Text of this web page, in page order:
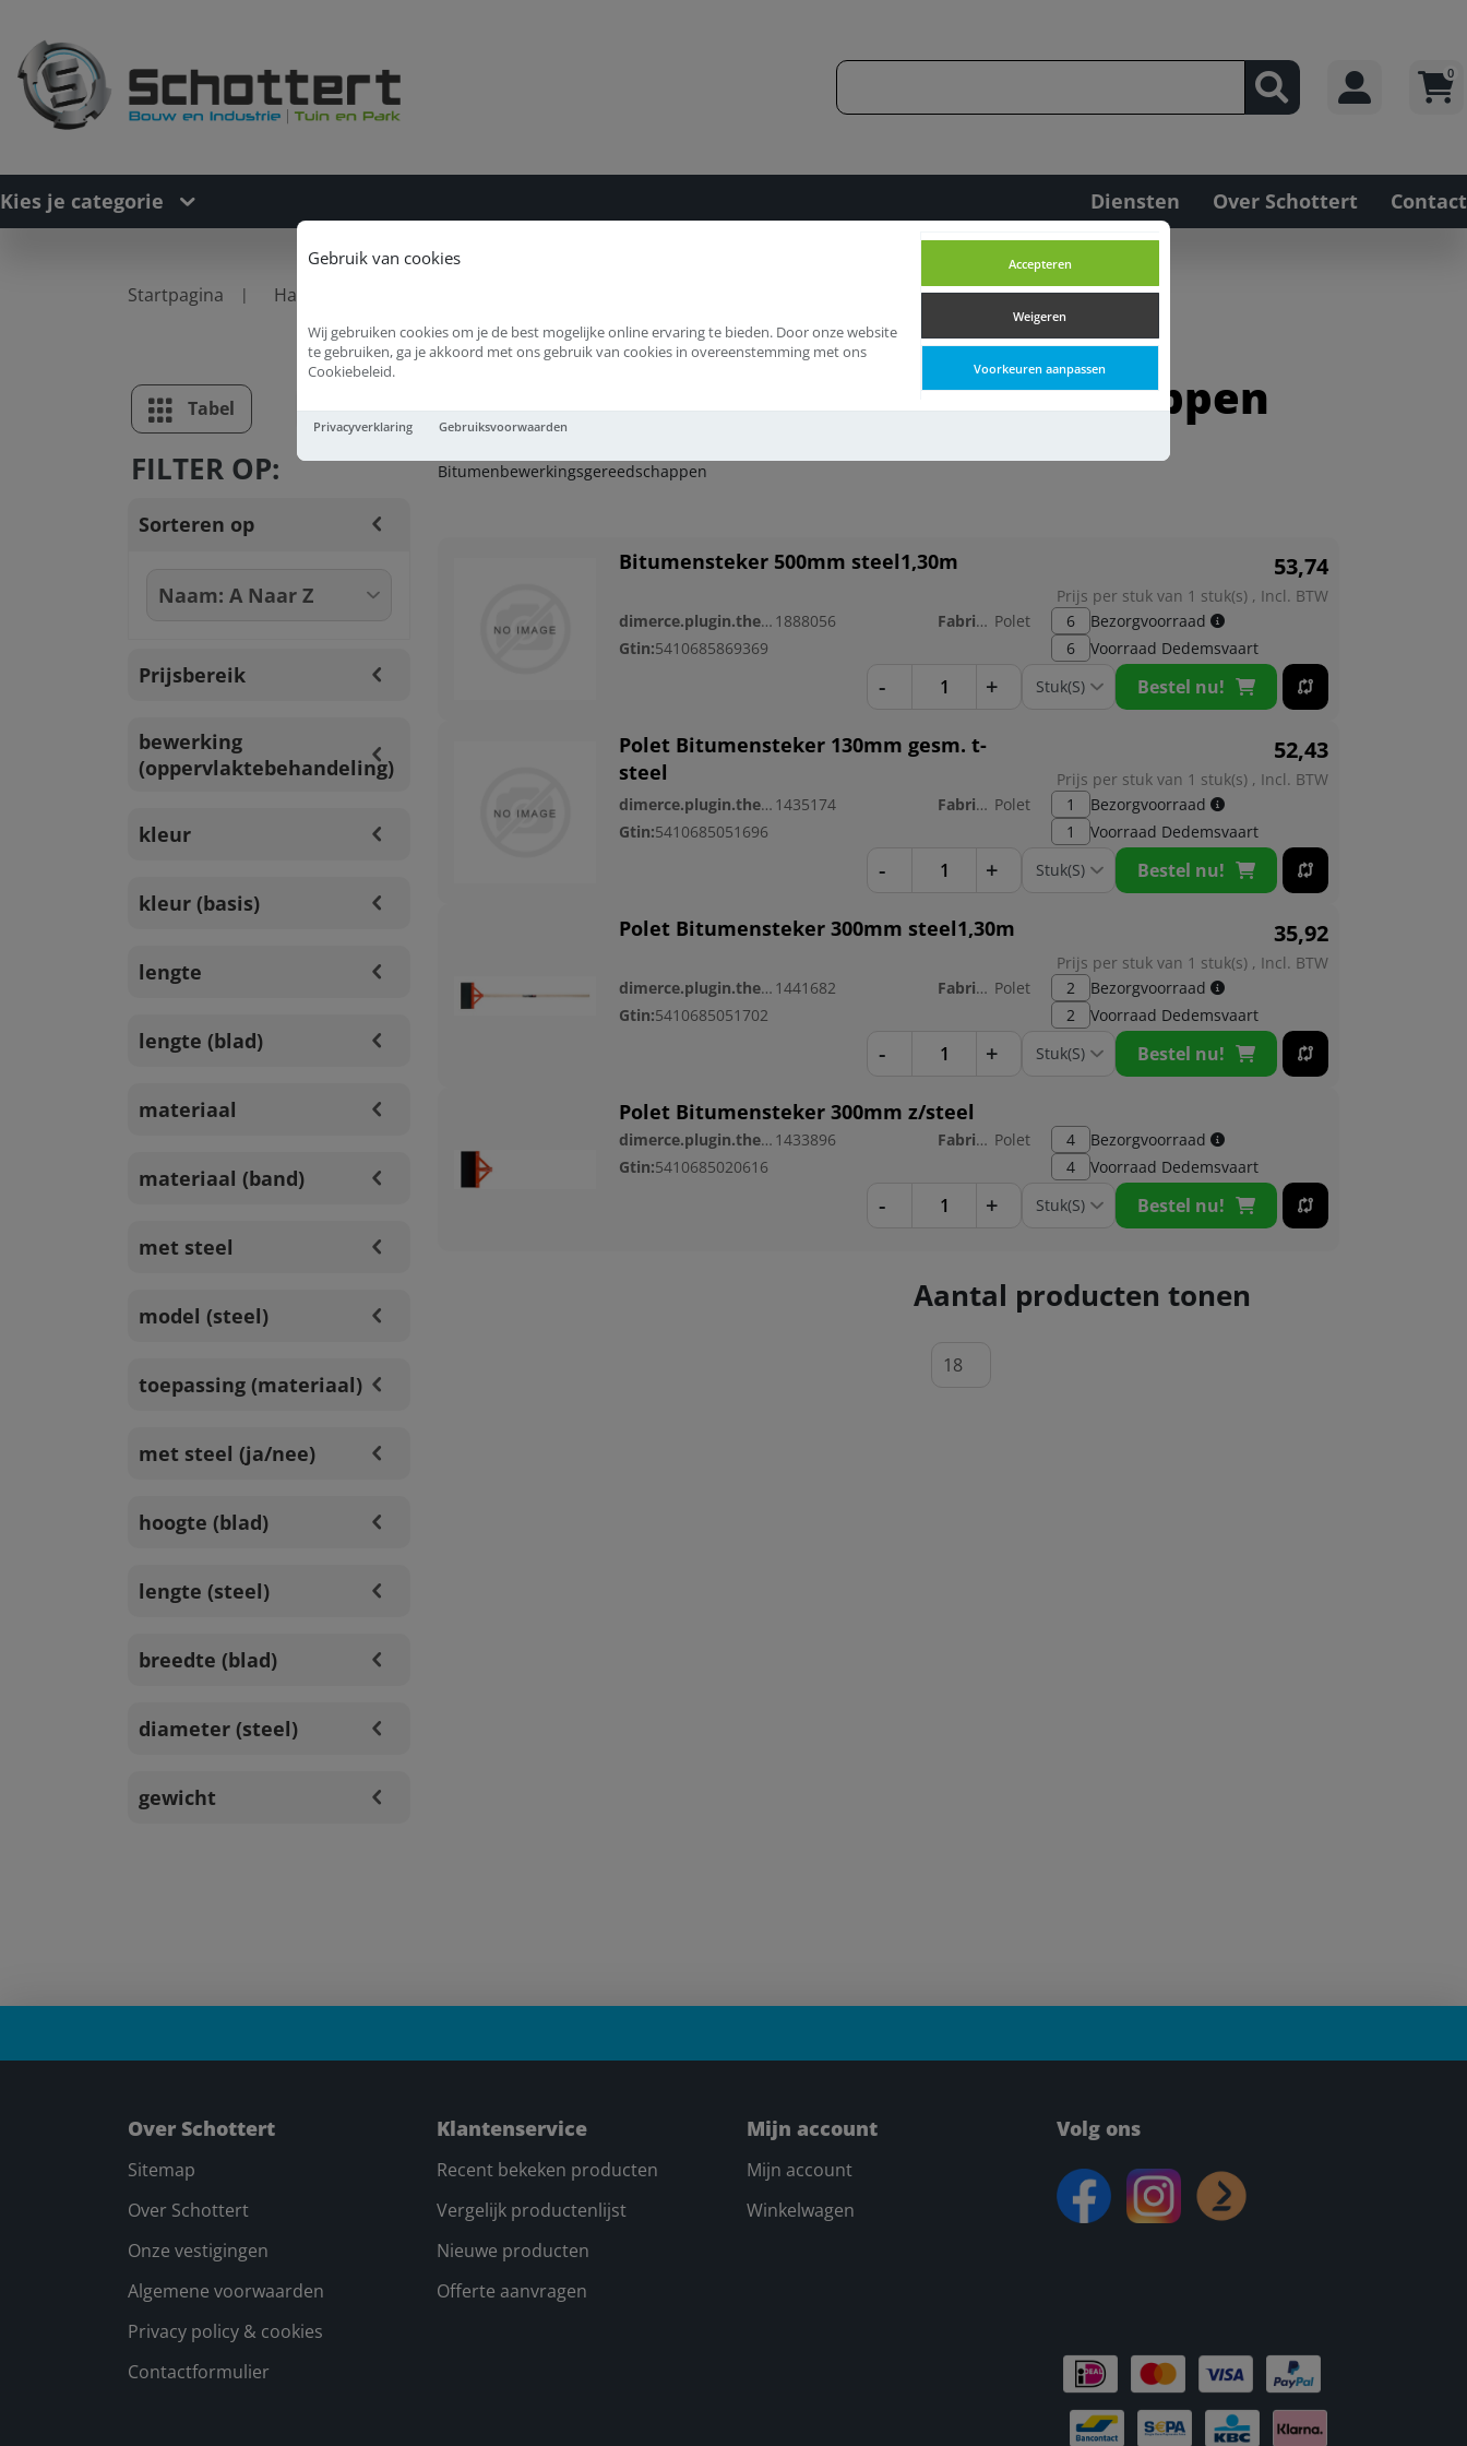
Gebruik van cookies
Wij gebruiken cookies om je de best mogelijke online ervaring te bieden. Door onze website
te gebruiken, ga je akkoord met ons gebruik van cookies in overeenstemming met ons
Cookiebeleid.
Accepteren
Weigeren
Voorkeuren aanpassen
Privacyverklaring Gebruiksvoorwaarden
0
Kies je categorie Diensten Over Schottert Contact
Startpagina Handgereedschappen Bitumenbewerkingsgereedschappen
Tabel Lijst
FILTER OP:
Sorteren op
Prijsbereik
bewerking
(oppervlaktebehandeling)
kleur
kleur (basis)
lengte
lengte (blad)
materiaal
materiaal (band)
met steel
model (steel)
toepassing (materiaal)
met steel (ja/nee)
hoogte (blad)
lengte (steel)
breedte (blad)
diameter (steel)
gewicht
Bitumenbewerkingsgereedschappen
Bitumenbewerkingsgereedschappen
Bitumensteker 500mm steel1,30m 53,74
Prijs per stuk van 1 stuk(s) , Incl. BTW
dimerce.plugin.theme.productnr: 1888056 Fabrikant: Polet
Gtin:5410685869369
6
Bezorgvoorraad
6
Voorraad Dedemsvaart
- + Bestel nu!
Polet Bitumensteker 130mm gesm. t-
steel
52,43
Prijs per stuk van 1 stuk(s) , Incl. BTW
dimerce.plugin.theme.productnr: 1435174 Fabrikant: Polet
Gtin:5410685051696
1
Bezorgvoorraad
1
Voorraad Dedemsvaart
- + Bestel nu!
Polet Bitumensteker 300mm steel1,30m 35,92
Prijs per stuk van 1 stuk(s) , Incl. BTW
dimerce.plugin.theme.productnr: 1441682 Fabrikant: Polet
Gtin:5410685051702
2
Bezorgvoorraad
2
Voorraad Dedemsvaart
- + Bestel nu!
Polet Bitumensteker 300mm z/steel
dimerce.plugin.theme.productnr: 1433896 Fabrikant: Polet
Gtin:5410685020616
4
Bezorgvoorraad
4
Voorraad Dedemsvaart
- + Bestel nu!
Aantal producten tonen
Over Schottert
Sitemap
Over Schottert
Onze vestigingen
Algemene voorwaarden
Privacy policy & cookies
Contactformulier
Klantenservice
Recent bekeken producten
Vergelijk productenlijst
Nieuwe producten
Offerte aanvragen
Mijn account
Mijn account
Winkelwagen
Volg ons